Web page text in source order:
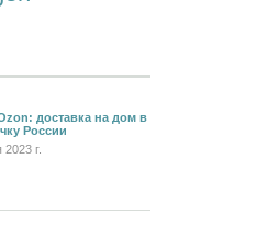
доставка на дом в
России
2023 г.